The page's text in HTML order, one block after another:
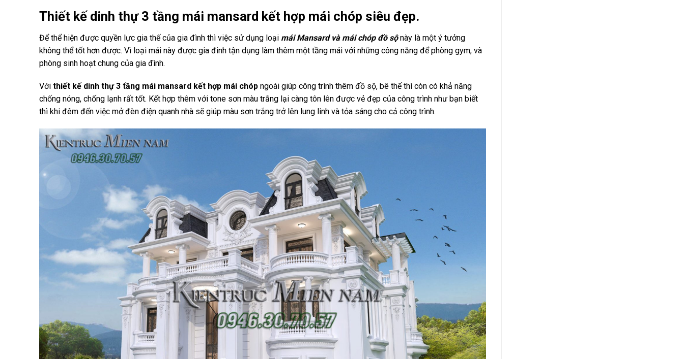
Thiết kế dinh thự 3 tầng mái mansard kết hợp mái chóp siêu đẹp.
Để thể hiện được quyền lực gia thế của gia đình thì việc sử dụng loại mái Mansard và mái chóp đồ sộnày là một ý tưởng
không thể tốt hơn được. Vì loại mái này được gia đinh tận dụng làm thêm một tầng mái với những công năng để phòng gym, và
phòng sinh hoạt chung của gia đình.
Với thiết kế dinh thự 3 tầng mái mansard kết hợp mái chóp ngoài giúp công trình thêm đồ sộ, bê thế thì còn có khả năng
chống nóng, chống lạnh rất tốt. Kết hợp thêm với tone sơn màu trắng lại càng tôn lên được vẻ đẹp của công trình như bạn biết
thì khi đêm đến việc mở đèn điện quanh nhà sẽ giúp màu sơn trắng trở lên lung linh và tỏa sáng cho cả công trình.